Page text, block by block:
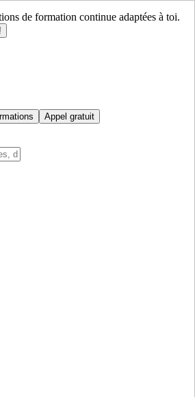
de formation continue adaptées à toi.
Appel gratuit